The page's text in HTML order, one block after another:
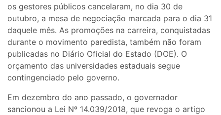
os gestores públicos cancelaram, no dia 30 de
outubro, a mesa de negociação marcada para o dia 31
daquele mês. As promoções na carreira, conquistadas
durante o movimento paredista, também não foram
publicadas no Diário Oficial do Estado (DOE). O
orçamento das universidades estaduais segue
contingenciado pelo governo.
Em dezembro do ano passado, o governador
sancionou a Lei Nº 14.039/2018, que revoga o artigo